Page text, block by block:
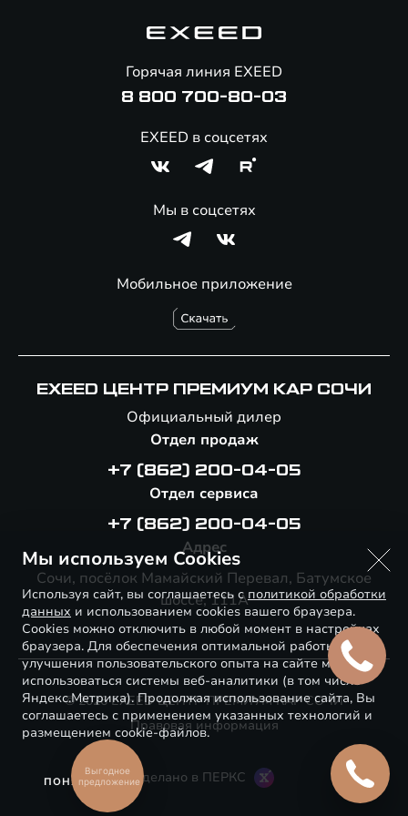
Помощь на дорогах
Мобильное приложение
Горячая линия EXEED
8 800 700-80-03
EXEED в соцсетях
Мы в соцсетях
EXEED ЦЕНТР ПРЕМИУМ КАР СОЧИ
Официальный дилер
Отдел продаж
+7 (862) 200-04-05
Отдел сервиса
+7 (862) 200-04-05
Адрес
Сочи, посёлок Мамайский Перевал, Батумское
шоссе, 111А
© 2026 EXEED ЦЕНТР ПРЕМИУМ КАР СОЧИ
Правовая информация
Сделано в ПЕРКС
Мы используем Cookies
Используя сайт, вы соглашаетесь сполитикой обработки
данных и использованием cookies вашего браузера.
Cookies можно отключить в любой момент в настройках
браузера. Для обеспечения оптимальной работы и
улучшения пользовательского опыта на сайте могут
использоваться системы веб-аналитики (в том числе
Яндекс.Метрика). Продолжая использование сайта, Вы
соглашаетесь с применением указанных технологий и
размещением cookie-файлов.
ПОНЯТНО
Выгодное
предложение